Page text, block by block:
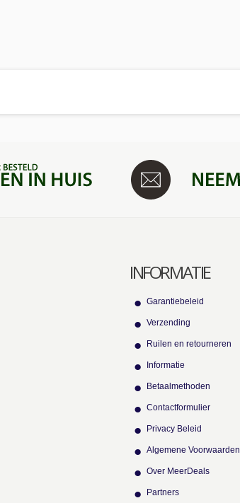
INFORMATIE
Garantiebeleid
Verzending
Ruilen en retourneren
Informatie
Betaalmethoden
Contactformulier
Privacy Beleid
Algemene Voorwaarden
Over MeerDeals
Partners